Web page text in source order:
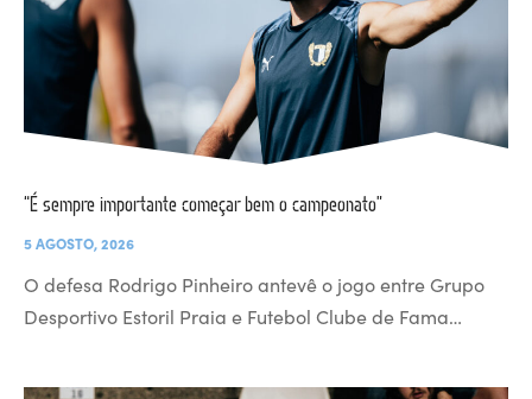
“É sempre importante começar bem o campeonato”
5 AGOSTO, 2026
O defesa Rodrigo Pinheiro antevê o jogo entre Grupo
Desportivo Estoril Praia e Futebol Clube de Fama…